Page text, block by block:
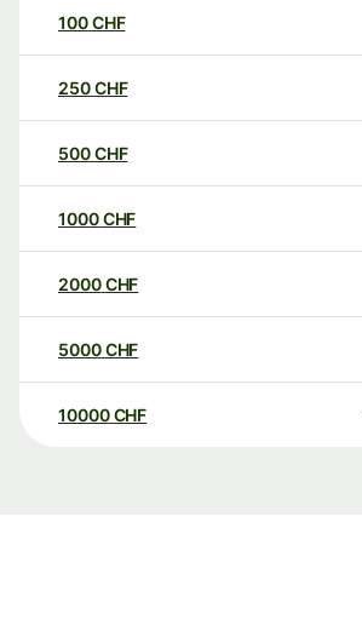
100CHF
250CHF
500CHF
1000CHF
2000CHF
5000CHF
10000 CHF